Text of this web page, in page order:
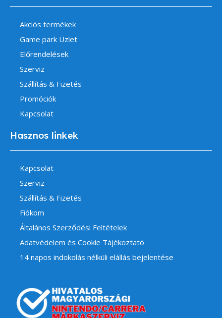
Akciós termékek
Game park Üzlet
Előrendelések
Szerviz
Szállítás & Fizetés
Promóciók
Kapcsolat
Hasznos linkek
Kapcsolat
Szerviz
Szállítás & Fizetés
Fiókom
Általános Szerződési Feltételek
Adatvédelem és Cookie Tájékoztató
14 napos indokolás nélküli elállás bejelentése